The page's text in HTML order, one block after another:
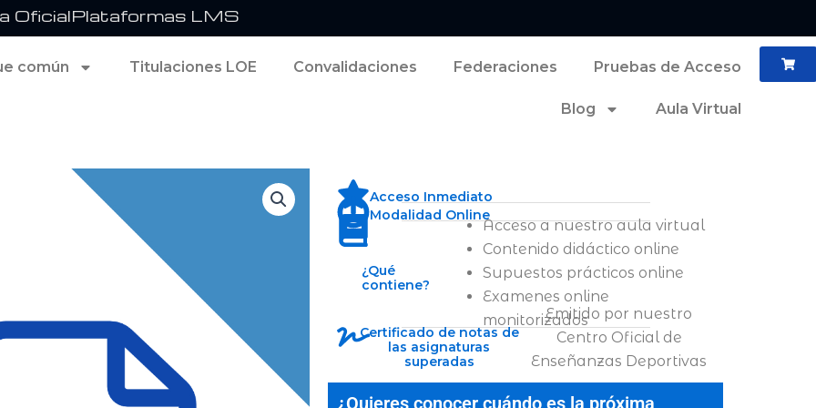
OficialPlataformas LMS
común Titulaciones LOE Convalidaciones Federaciones Pruebas de Acceso
Blog Aula Virtual
Acceso Inmediato
Modalidad Online
¿Qué
contiene?
Acceso a nuestro aula virtual
Contenido didáctico online
Supuestos prácticos online
Examenes online
monitorizados
Certificado de notas de
las asignaturas
superadas
Emitido por nuestro
Centro Oficial de
Enseñanzas Deportivas
¿Quieres conocer cuándo es la próxima